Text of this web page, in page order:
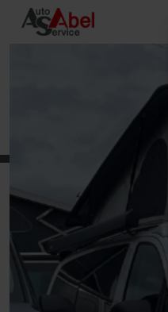
Zum
Hauptinhalt